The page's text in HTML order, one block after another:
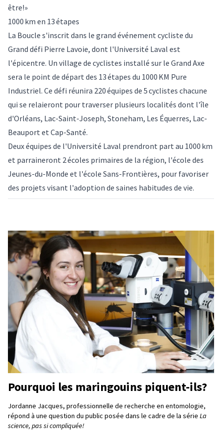
être!»
1000 km en 13 étapes
La Boucle s'inscrit dans le grand événement cycliste du
Grand défi Pierre Lavoie, dont l'Université Laval est
l'épicentre. Un village de cyclistes installé sur le Grand Axe
sera le point de départ des 13 étapes du 1000 KM Pure
Industriel. Ce défi réunira 220 équipes de 5 cyclistes chacune
qui se relaieront pour traverser plusieurs localités dont l'île
d'Orléans, Lac-Saint-Joseph, Stoneham, Les Équerres, Lac-
Beauport et Cap-Santé.
Deux équipes de l'Université Laval prendront part au 1000 km
et parraineront 2 écoles primaires de la région, l'école des
Jeunes-du-Monde et l'école Sans-Frontières, pour favoriser
des projets visant l'adoption de saines habitudes de vie.
Pourquoi les maringouins piquent-ils?
Jordanne Jacques, professionnelle de recherche en entomologie,
répond à une question du public posée dans le cadre de la série La
science, pas si compliquée!